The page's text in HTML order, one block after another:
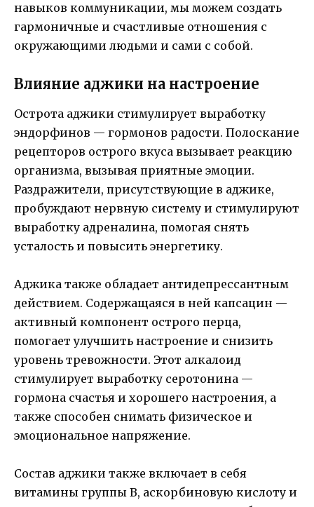
навыков коммуникации, мы можем создать
гармоничные и счастливые отношения с
окружающими людьми и сами с собой.
Влияние аджики на настроение
Острота аджики стимулирует выработку
эндорфинов — гормонов радости. Полоскание
рецепторов острого вкуса вызывает реакцию
организма, вызывая приятные эмоции.
Раздражители, присутствующие в аджике,
пробуждают нервную систему и стимулируют
выработку адреналина, помогая снять
усталость и повысить энергетику.
Аджика также обладает антидепрессантным
действием. Содержащаяся в ней капсацин —
активный компонент острого перца,
помогает улучшить настроение и снизить
уровень тревожности. Этот алкалоид
стимулирует выработку серотонина —
гормона счастья и хорошего настроения, а
также способен снимать физическое и
эмоциональное напряжение.
Состав аджики также включает в себя
витамины группы B, аскорбиновую кислоту и